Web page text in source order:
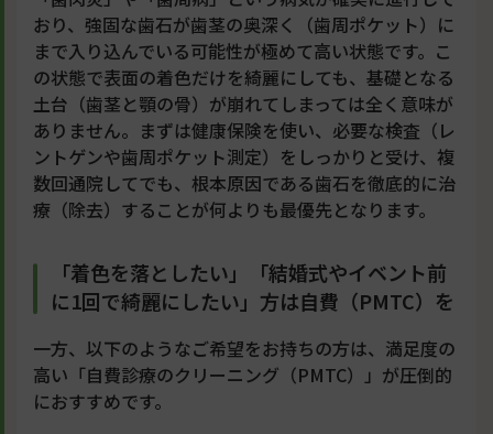
おり、強固な歯石が歯茎の奥深く（歯周ポケット）に
まで入り込んでいる可能性が極めて高い状態です。こ
の状態で表面の着色だけを綺麗にしても、基礎となる
土台（歯茎と顎の骨）が崩れてしまっては全く意味が
ありません。まずは健康保険を使い、必要な検査（レ
ントゲンや歯周ポケット測定）をしっかりと受け、複
数回通院してでも、根本原因である歯石を徹底的に治
療（除去）することが何よりも最優先となります。
「着色を落としたい」「結婚式やイベント前
に1回で綺麗にしたい」方は自費（PMTC）を
一方、以下のようなご希望をお持ちの方は、満足度の
高い「自費診療のクリーニング（PMTC）」が圧倒的
におすすめです。